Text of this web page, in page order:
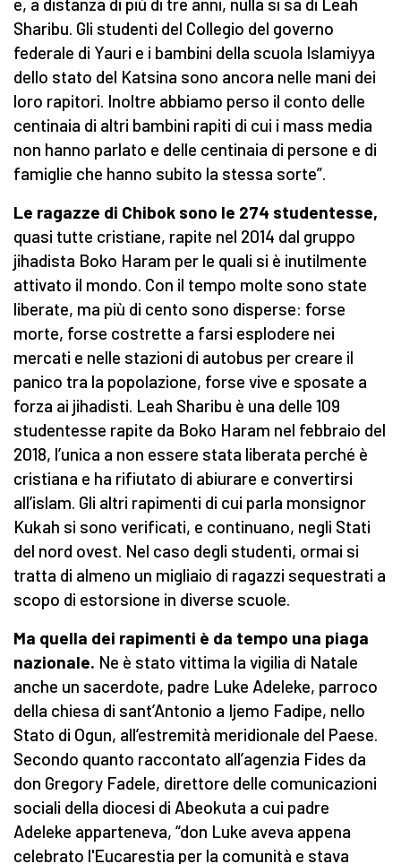
e, a distanza di più di tre anni, nulla si sa di Leah
Sharibu. Gli studenti del Collegio del governo
federale di Yauri e i bambini della scuola Islamiyya
dello stato del Katsina sono ancora nelle mani dei
loro rapitori. Inoltre abbiamo perso il conto delle
centinaia di altri bambini rapiti di cui i mass media
non hanno parlato e delle centinaia di persone e di
famiglie che hanno subito la stessa sorte”.
Le ragazze di Chibok sono le 274 studentesse,
quasi tutte cristiane, rapite nel 2014 dal gruppo
jihadista Boko Haram per le quali si è inutilmente
attivato il mondo. Con il tempo molte sono state
liberate, ma più di cento sono disperse: forse
morte, forse costrette a farsi esplodere nei
mercati e nelle stazioni di autobus per creare il
panico tra la popolazione, forse vive e sposate a
forza ai jihadisti. Leah Sharibu è una delle 109
studentesse rapite da Boko Haram nel febbraio del
2018, l’unica a non essere stata liberata perché è
cristiana e ha rifiutato di abiurare e convertirsi
all’islam. Gli altri rapimenti di cui parla monsignor
Kukah si sono verificati, e continuano, negli Stati
del nord ovest. Nel caso degli studenti, ormai si
tratta di almeno un migliaio di ragazzi sequestrati a
scopo di estorsione in diverse scuole.
Ma quella dei rapimenti è da tempo una piaga
nazionale. Ne è stato vittima la vigilia di Natale
anche un sacerdote, padre Luke Adeleke, parroco
della chiesa di sant’Antonio a Ijemo Fadipe, nello
Stato di Ogun, all’estremità meridionale del Paese.
Secondo quanto raccontato all’agenzia Fides da
don Gregory Fadele, direttore delle comunicazioni
sociali della diocesi di Abeokuta a cui padre
Adeleke apparteneva, “don Luke aveva appena
celebrato l'Eucarestia per la comunità e stava